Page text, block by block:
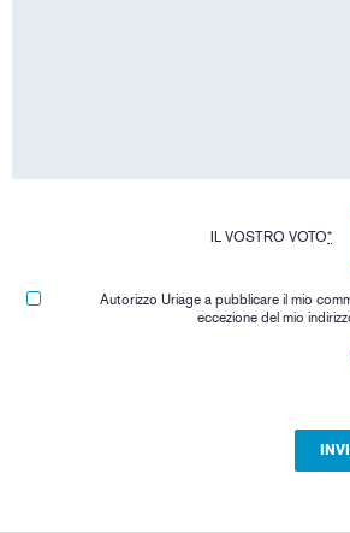
IL VOSTRO VOTO*
Autorizzo Uriage a pubblicare il mio
eccezione del mio